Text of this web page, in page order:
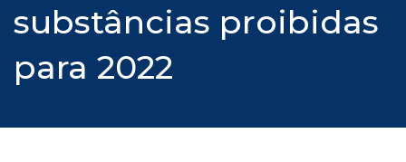
substâncias proibidas
para 2022